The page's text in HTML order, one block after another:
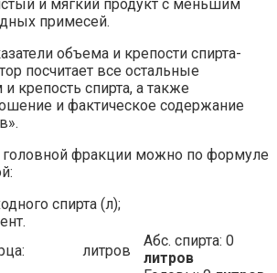
и мягкий продукт с меньшим
примесей.
объема и крепости спирта-
посчитает все остальные
крепость спирта, а также
и фактическое содержание
головной фракции можно по формуле
спирта (л);
литров
Абс. спирта: 0
литров